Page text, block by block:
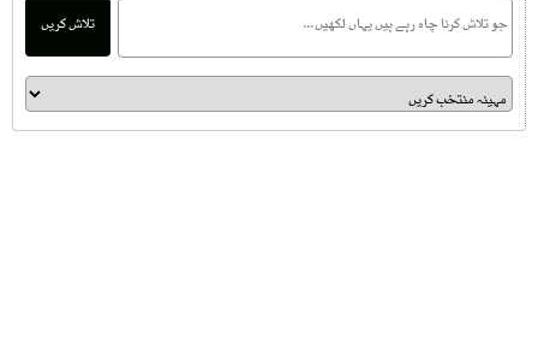
تلاش کریں